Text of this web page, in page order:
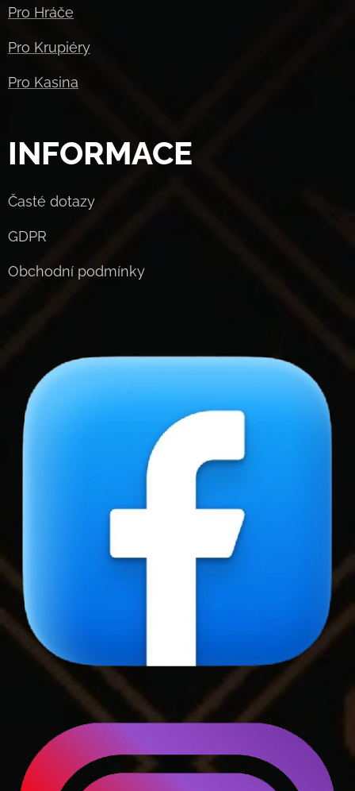
Pro Hráče
Pro Krupiéry
Pro Kasina
INFORMACE
Časté dotazy
GDPR
Obchodní podmínky